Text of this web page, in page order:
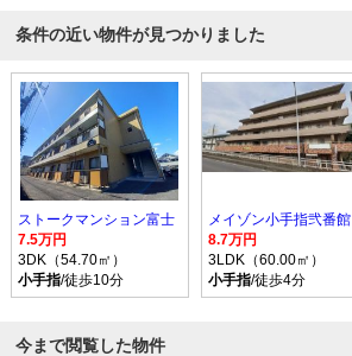
条件の近い物件が見つかりました
ストークマンション富士
7.5万円
3DK（54.70㎡）
小手指/徒歩10分
メイゾン小手指弐番館
8.7万円
3LDK（60.00㎡）
小手指/徒歩4分
今まで閲覧した物件